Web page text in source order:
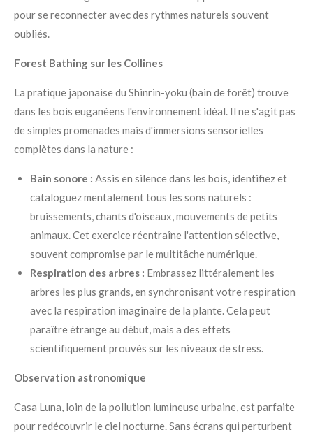
pour se reconnecter avec des rythmes naturels souvent
oubliés.
Forest Bathing sur les Collines
La pratique japonaise du Shinrin-yoku (bain de forêt) trouve
dans les bois euganéens l'environnement idéal. Il ne s'agit pas
de simples promenades mais d'immersions sensorielles
complètes dans la nature :
Bain sonore : Assis en silence dans les bois, identifiez et
cataloguez mentalement tous les sons naturels :
bruissements, chants d'oiseaux, mouvements de petits
animaux. Cet exercice réentraîne l'attention sélective,
souvent compromise par le multitâche numérique.
Respiration des arbres : Embrassez littéralement les
arbres les plus grands, en synchronisant votre respiration
avec la respiration imaginaire de la plante. Cela peut
paraître étrange au début, mais a des effets
scientifiquement prouvés sur les niveaux de stress.
Observation astronomique
Casa Luna, loin de la pollution lumineuse urbaine, est parfaite
pour redécouvrir le ciel nocturne. Sans écrans qui perturbent